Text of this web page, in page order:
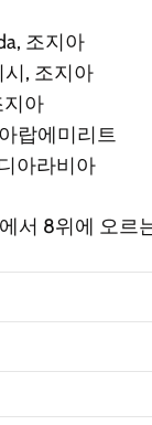
조지아
시, 조지아
지아
랍에미리트
아라비아
서 8위에 오르